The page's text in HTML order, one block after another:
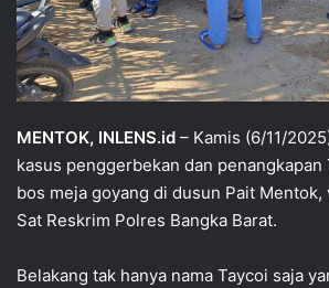
MENTOK, INLENS.id – Kamis (6/11/
kasus penggerbekan dan penangkapan
bos meja goyang di dusun Pait
Sat Reskrim Polres Bangka Barat.
Belakang tak hanya nama Taycoi saja